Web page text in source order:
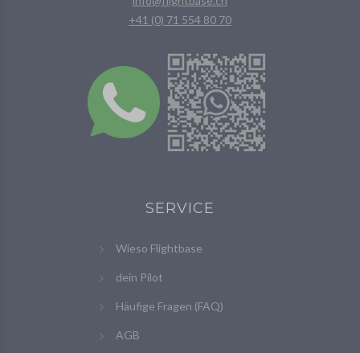
+41 (0) 71 554 80 70
SERVICE
Wieso Flightbase
dein Pilot
Häufige Fragen (FAQ)
AGB